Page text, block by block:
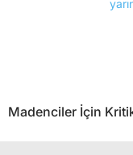
Madenciler İçin